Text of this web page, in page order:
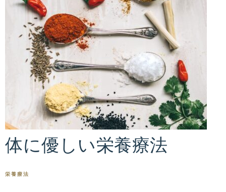
体に優しい栄養療法
栄養療法